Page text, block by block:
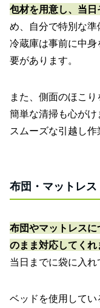
包材を用意し、当
め、自分で特別な準
冷蔵庫は事前に中
要があります。
また、側面のほこり
簡単な清掃も心がけ
スムーズな引越し作
布団・マットレス
布団やマットレス
のまま対応してくれ
当日までに袋に入れ
ベッドを使用して